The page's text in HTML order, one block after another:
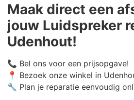
Maak direct een
jouw Luidspreker
Udenhout!
📞 Bel ons voor een prijsopgave!
📍 Bezoek onze winkel in
🔧 Plan je reparatie eenvoudig